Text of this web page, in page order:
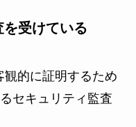
受けている
的に証明するため
セキュリティ監査